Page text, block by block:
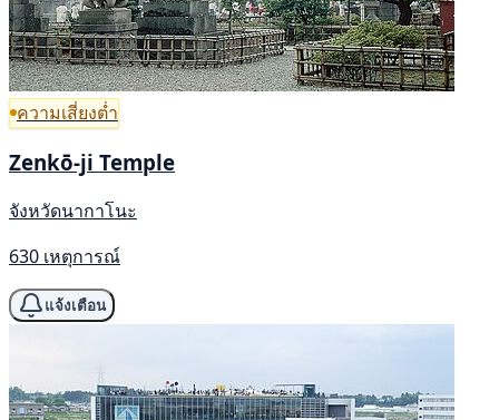
ความเสี่ยงต่ำ
Zenkō-ji Temple
จังหวัดนากาโนะ
630 เหตุการณ์
แจ้งเตือน